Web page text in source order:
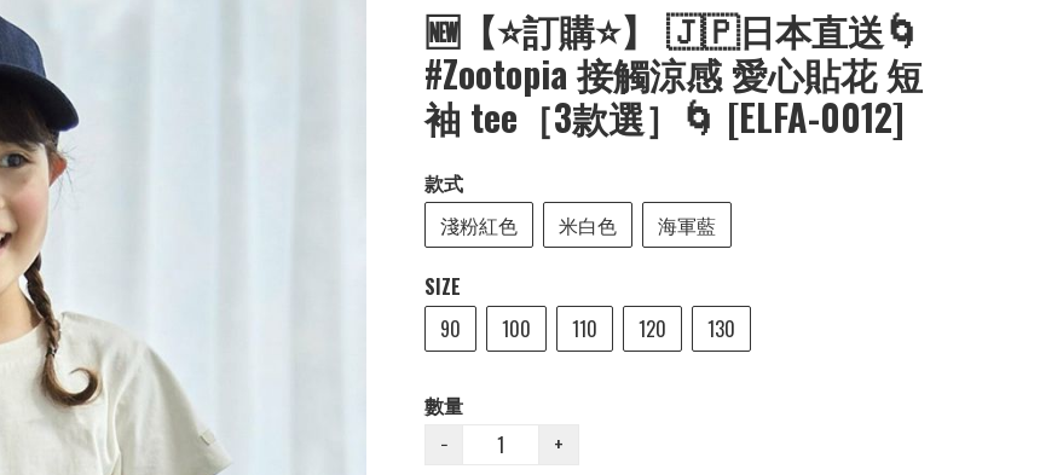
🆕【⭐訂購⭐】 🇯🇵日本直送🌀
#Zootopia 接觸涼感 愛心貼花 短
袖 tee［3款選］🌀 [ELFA-0012]
款式
淺粉紅色
米白色 海軍藍
SIZE
90
100 110 120 130
數量
−
+